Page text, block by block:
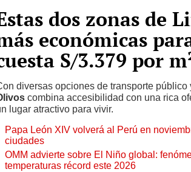
dos zonas de
económicas
S/3.379 por
diversas opciones de transporte
combina accesibilidad con una rica
lugar atractivo para vivir.
Papa León XIV volverá al Perú en
ciudades
OMM advierte sobre El Niño global:
temperaturas récord este 2026